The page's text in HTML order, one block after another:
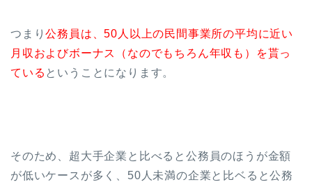
つまり公務員は、50人以上の民間事業所の平均に近い
月収およびボーナス（なのでもちろん年収も）を貰っ
ている ということになります。
そのため、超大手企業と比べると公務員のほうが金額
が低いケースが多く、50人未満の企業と比ベると公務